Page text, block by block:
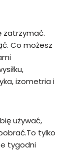
zatrzymać.
Co możesz
izometria i
używać,
tylko
tygodni